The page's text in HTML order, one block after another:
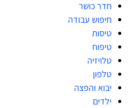
חדר כושר
חיפוש עבודה
טיסות
טיפוח
טלויזיה
טלפון
יבוא והפצה
ילדים